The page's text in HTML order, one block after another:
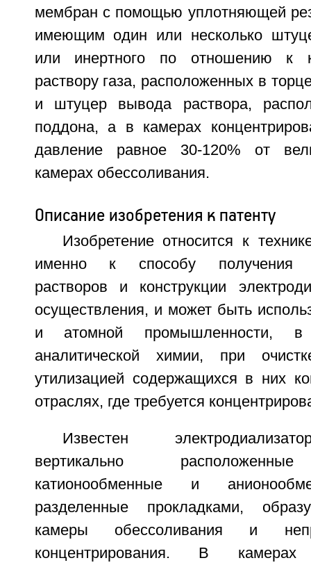
мембран с помощью уплотняющей
имеющим один или несколько
или инертного по отношению к
раствору газа, расположенных в
и штуцер вывода раствора,
поддона, а в камерах
давление равное 30-120% от
камерах обессоливания.
Описание изобретения к патенту
Изобретение относится к
именно к способу получения
растворов и конструкции
осуществления, и может быть
и атомной промышленности, в
аналитической химии, при
утилизацией содержащихся в них
отраслях, где требуется
Известен
вертикально
катионообменные и
разделенные прокладками,
камеры обессоливания и
концентрирования. В камерах